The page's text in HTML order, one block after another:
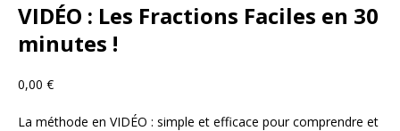
VIDÉO : Les Fractions Faciles en 30
minutes !
0,00 €
La méthode en VIDÉO : simple et efficace pour comprendre et